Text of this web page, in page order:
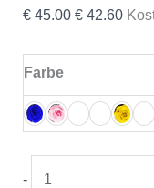
€45.00 € 42.60
Farbe
-